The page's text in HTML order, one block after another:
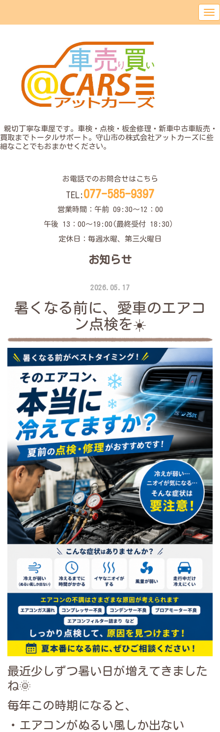
親切丁寧な車屋です。車検・点検・板金修理・新車中古車販売・
買取までトータルサポート。守山市の株式会社アットカーズに些
細なことでもおまかせください。
お電話でのお問合せはこちら
TEL: 077-585-9397
営業時間：午前 09:30〜12：00
午後 13：00～19:00(最終受付 18:30）
定休日：毎週水曜、第三火曜日
お知らせ
2026.05.17
暑くなる前に、愛車のエアコ
ン点検を☀️
最近少しずつ暑い日が増えてきました
ね🌞
毎年この時期になると、
・エアコンがぬるい風しか出ない